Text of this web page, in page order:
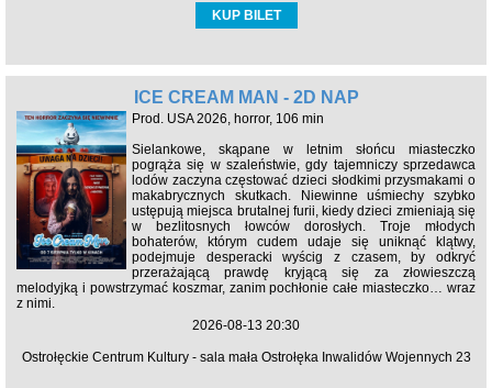
KUP BILET
ICE CREAM MAN - 2D NAP
Prod. USA 2026, horror, 106 min
Sielankowe, skąpane w letnim słońcu miasteczko
pogrąża się w szaleństwie, gdy tajemniczy sprzedawca
lodów zaczyna częstować dzieci słodkimi przysmakami o
makabrycznych skutkach. Niewinne uśmiechy szybko
ustępują miejsca brutalnej furii, kiedy dzieci zmieniają się
w bezlitosnych łowców dorosłych. Troje młodych
bohaterów, którym cudem udaje się uniknąć klątwy,
podejmuje desperacki wyścig z czasem, by odkryć
przerażającą prawdę kryjącą się za złowieszczą
melodyjką i powstrzymać koszmar, zanim pochłonie całe miasteczko… wraz
z nimi.
2026-08-13 20:30
Ostrołęckie Centrum Kultury - sala mała Ostrołęka Inwalidów Wojennych 23